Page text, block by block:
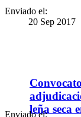
Enviado el:
20 Sep 2017
leña seca
Enviado el: